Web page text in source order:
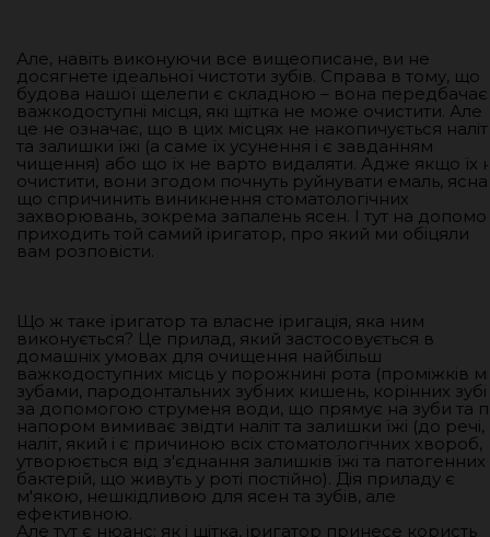
Але, навіть виконуючи все вищеописане, ви не
досягнете ідеальної чистоти зубів. Справа в тому, що
будова нашої щелепи є складною – вона передбачає
важкодоступні місця, які щітка не може очистити. Але
це не означає, що в цих місцях не накопичується наліт
та залишки їжі (а саме їх усунення і є завданням
чищення) або що їх не варто видаляти. Адже якщо їх
очистити, вони згодом почнуть руйнувати емаль, ясна,
що спричинить виникнення стоматологічних
захворювань, зокрема запалень ясен. І тут на
приходить той самий іригатор, про який ми обіцяли
вам розповісти.
Що ж таке іригатор та власне іригація, яка ним
виконується? Це прилад, який застосовується в
домашніх умовах для очищення найбільш
важкодоступних місць у порожнині рота (проміжків
зубами, пародонтальних зубних кишень, корінних
за допомогою струменя води, що прямує на зуби та
напором вимиває звідти наліт та залишки їжі (до речі,
наліт, який і є причиною всіх стоматологічних хвороб,
утворюється від з'єднання залишків їжі та патогенних
бактерій, що живуть у роті постійно). Дія приладу є
м'якою, нешкідливою для ясен та зубів, але
ефективною.
Але тут є нюанс: як і щітка, іригатор принесе користь